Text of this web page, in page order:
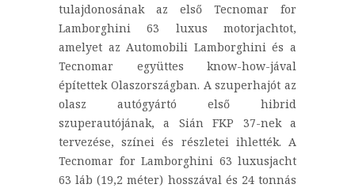
tulajdonosának az első Tecnomar for
Lamborghini 63 luxus motorjachtot,
amelyet az Automobili Lamborghini és a
Tecnomar együttes know-how-jával
építettek Olaszországban. A szuperhajót az
olasz autógyártó első hibrid
szuperautójának, a Sián FKP 37-nek a
tervezése, színei és részletei ihlették. A
Tecnomar for Lamborghini 63 luxusjacht
63 láb (19,2 méter) hosszával és 24 tonnás